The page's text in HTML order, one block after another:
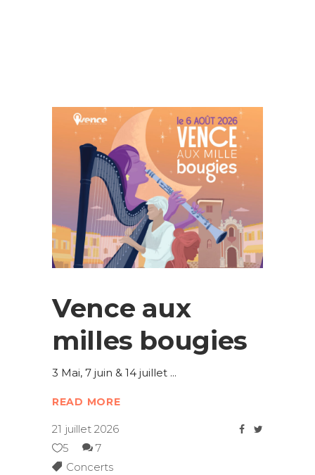
Vence aux
milles bougies
3 Mai, 7 juin & 14 juillet
READ MORE
21 juillet 2026
5
7
Concerts